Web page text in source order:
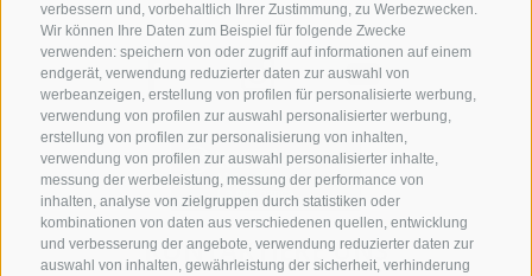
verbessern und, vorbehaltlich Ihrer Zustimmung, zu Werbezwecken.
Wir können Ihre Daten zum Beispiel für folgende Zwecke
verwenden: speichern von oder zugriff auf informationen auf einem
endgerät, verwendung reduzierter daten zur auswahl von
werbeanzeigen, erstellung von profilen für personalisierte werbung,
verwendung von profilen zur auswahl personalisierter werbung,
erstellung von profilen zur personalisierung von inhalten,
verwendung von profilen zur auswahl personalisierter inhalte,
messung der werbeleistung, messung der performance von
inhalten, analyse von zielgruppen durch statistiken oder
kombinationen von daten aus verschiedenen quellen, entwicklung
und verbesserung der angebote, verwendung reduzierter daten zur
auswahl von inhalten, gewährleistung der sicherheit, verhinderung
KONTAKTIERE UNS